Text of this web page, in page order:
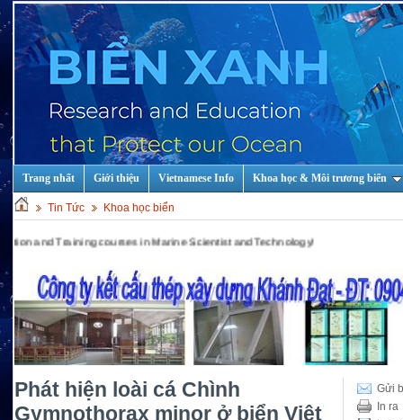
Trang nhất Giới thiệu Vietnamese Info Khoa học & Môi trương biển
Tin Tức Khoa học biển
courses in Marine Scientist and Technology!
Gửi
In ra
Phát hiện loài cá Chình
Gymnothorax minor ở biển Việt